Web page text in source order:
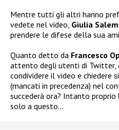
Mentre tutti gli altri hanno
vedete nel video, Giulia
prendere le difese della sua
Quanto detto da Francesco
attento degli utenti di Twitter,
condividere il video e chiedere
(mancati in precedenza) nel
succederà ora? Intanto proprio
solo a questo…